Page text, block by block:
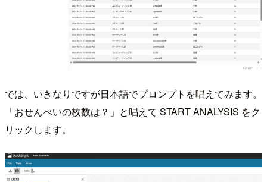
では、いきなりですが日本語でプロンプトを唱えてみます。
「おせんべいの枚数は？」と唱えて START ANALYSIS をク
リックします。